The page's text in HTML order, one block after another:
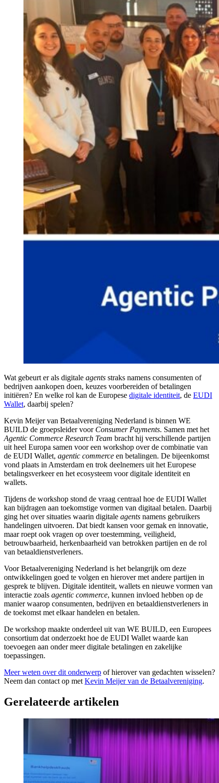
Wat gebeurt er als digitale agents straks namens consumenten of
bedrijven aankopen doen, keuzes voorbereiden of betalingen
initiëren? En welke rol kan de Europese digitale identiteit, de EUDI
Wallet, daarbij spelen?
Kevin Meijer van Betaalvereniging Nederland is binnen WE
BUILD de groepsleider voor Consumer Payments. Samen met het
Agentic Commerce Research Team bracht hij verschillende partijen
uit heel Europa samen voor een workshop over de combinatie van
de EUDI Wallet, agentic commerce en betalingen. De bijeenkomst
vond plaats in Amsterdam en trok deelnemers uit het Europese
betalingsverkeer en het ecosysteem voor digitale identiteit en
wallets.
Tijdens de workshop stond de vraag centraal hoe de EUDI Wallet
kan bijdragen aan toekomstige vormen van digitaal betalen. Daarbij
ging het over situaties waarin digitale agents namens gebruikers
handelingen uitvoeren. Dat biedt kansen voor gemak en innovatie,
maar roept ook vragen op over toestemming, veiligheid,
betrouwbaarheid, herkenbaarheid van betrokken partijen en de rol
van betaaldienstverleners.
Voor Betaalvereniging Nederland is het belangrijk om deze
ontwikkelingen goed te volgen en hierover met andere partijen in
gesprek te blijven. Digitale identiteit, wallets en nieuwe vormen van
interactie zoals agentic commerce, kunnen invloed hebben op de
manier waarop consumenten, bedrijven en betaaldienstverleners in
de toekomst met elkaar handelen en betalen.
De workshop maakte onderdeel uit van WE BUILD, een Europees
consortium dat onderzoekt hoe de EUDI Wallet waarde kan
toevoegen aan onder meer digitale betalingen en zakelijke
toepassingen.
Meer weten over dit onderwerp of hierover van gedachten wisselen?
Neem dan contact op met Kevin Meijer van de Betaalvereniging.
Gerelateerde artikelen